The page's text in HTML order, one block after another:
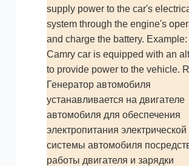
supply power to the car's
system through the engine's
and charge the battery. Example:
Camry car is equipped with an
to provide power to the vehicle.
Генератор автомобиля
устанавливается на двигателе
автомобиля для обеспечения
электропитания электрической
системы автомобиля
работы двигателя и зарядки